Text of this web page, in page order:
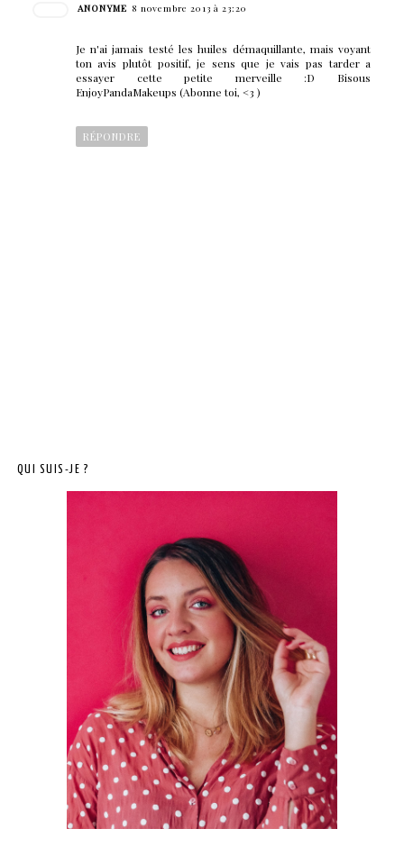
ANONYME 8 novembre 2013 à 23:20
Je n'ai jamais testé les huiles démaquillante, mais voyant
ton avis plutôt positif, je sens que je vais pas tarder a
essayer cette petite merveille :D Bisous
EnjoyPandaMakeups (Abonne toi, <3 )
RÉPONDRE
QUI SUIS-JE ?